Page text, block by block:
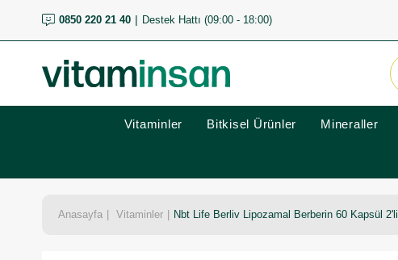
0850 220 21 40 Destek Hattı (09:00 - 18:00)
Vitaminler Bitkisel Ürünler Mineraller
Anasayfa Vitaminler Nbt Life Berliv Lipozamal Berberin 60 Kapsül 2'li